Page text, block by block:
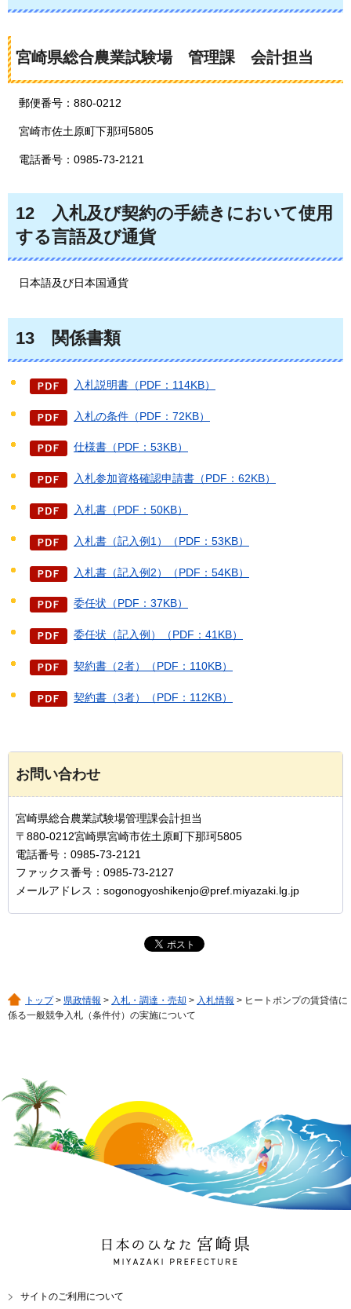
宮崎県総合農業試験場 管理課 会計担当
郵便番号：880-0212
宮崎市佐土原町下那珂5805
電話番号：0985-73-2121
12 入札及び契約の手続きにおいて使用
する言語及び通貨
日本語及び日本国通貨
13 関係書類
入札説明書（PDF：114KB）
入札の条件（PDF：72KB）
仕様書（PDF：53KB）
入札参加資格確認申請書（PDF：62KB）
入札書（PDF：50KB）
入札書（記入例1）（PDF：53KB）
入札書（記入例2）（PDF：54KB）
委任状（PDF：37KB）
委任状（記入例）（PDF：41KB）
契約書（2者）（PDF：110KB）
契約書（3者）（PDF：112KB）
お問い合わせ
宮崎県総合農業試験場管理課会計担当
〒880-0212宮崎県宮崎市佐土原町下那珂5805
電話番号：0985-73-2121
ファックス番号：0985-73-2127
メールアドレス：sogonogyoshikenjo@pref.miyazaki.lg.jp
トップ> 県政情報 > 入札・調達・売却 > 入札情報 > ヒートポンプの賃貸借に
係る一般競争入札（条件付）の実施について
日本のひなた 宮崎県
MIYAZAKI PREFECTURE
サイトのご利用について